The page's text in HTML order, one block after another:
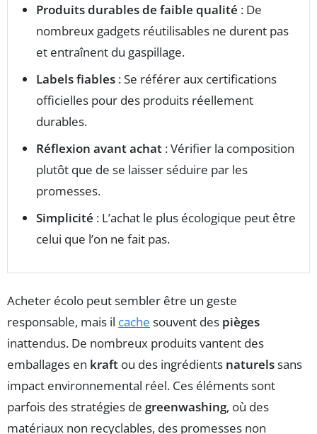
Produits durables de faible qualité : De
nombreux gadgets réutilisables ne durent pas
et entraînent du gaspillage.
Labels fiables : Se référer aux certifications
officielles pour des produits réellement
durables.
Réflexion avant achat : Vérifier la composition
plutôt que de se laisser séduire par les
promesses.
Simplicité : L’achat le plus écologique peut être
celui que l’on ne fait pas.
Acheter écolo peut sembler être un geste
responsable, mais il cache souvent des pièges
inattendus. De nombreux produits vantent des
emballages en kraft ou des ingrédients naturelssans
impact environnemental réel. Ces éléments sont
parfois des stratégies de greenwashing, où des
matériaux non recyclables, des promesses non